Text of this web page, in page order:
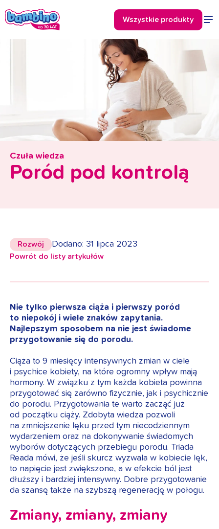
Czuła wiedza
Poród pod kontrolą
Rozwój Dodano: 31 lipca 2023
Powrót do listy artykułów
Nie tylko pierwsza ciąża i pierwszy poród
to niepokój i wiele znaków zapytania.
Najlepszym sposobem na nie jest świadome
przygotowanie się do porodu.
Ciąża to 9 miesięcy intensywnych zmian w ciele
i psychice kobiety, na które ogromny wpływ mają
hormony. W związku z tym każda kobieta powinna
przygotować się zarówno fizycznie, jak i psychicznie
do porodu. Przygotowania te warto zacząć już
od początku ciąży. Zdobyta wiedza pozwoli
na zmniejszenie lęku przed tym niecodziennym
wydarzeniem oraz na dokonywanie świadomych
wyborów dotyczących przebiegu porodu. Triada
Reada mówi, że jeśli skurcz wyzwala w kobiecie lęk,
to napięcie jest zwiększone, a w efekcie ból jest
dłuższy i bardziej intensywny. Dobre przygotowanie
da szansę także na szybszą regenerację w połogu.
Zmiany, zmiany, zmiany